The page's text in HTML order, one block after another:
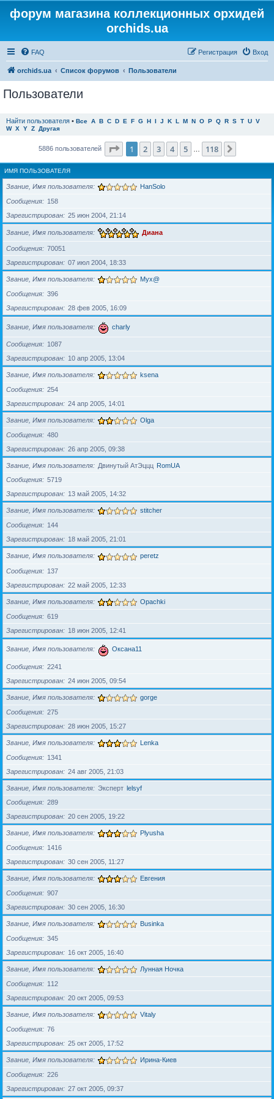
форум магазина коллекционных орхидей
orchids.ua
FAQ Вход
Регистрация
orchids.ua Список форумов Пользователи
Пользователи
Найти пользователя • Все A B C D E F G H I J K L M N O P Q R S T U V
W X Y Z Другая
5886 пользователей Страница из 118
1 2 3 4 5 118
ИМЯ ПОЛЬЗОВАТЕЛЯ
Звание, Имя пользователя HanSolo
Сообщения
158
Зарегистрирован
25 июн 2004, 21:14
Звание, Имя пользователя Диана
Сообщения
70051
Зарегистрирован
07 июл 2004, 18:33
Звание, Имя пользователя Myx@
Сообщения
396
Зарегистрирован
28 фев 2005, 16:09
Звание, Имя пользователя charly
Сообщения
1087
Зарегистрирован
10 апр 2005, 13:04
Звание, Имя пользователя ksena
Сообщения
254
Зарегистрирован
24 апр 2005, 14:01
Звание, Имя пользователя Olga
Сообщения
480
Зарегистрирован
26 апр 2005, 09:38
Звание, Имя пользователя Двинутый АтЭццц RomUA
Сообщения
5719
Зарегистрирован
13 май 2005, 14:32
Звание, Имя пользователя stitcher
Сообщения
144
Зарегистрирован
18 май 2005, 21:01
Звание, Имя пользователя peretz
Сообщения
137
Зарегистрирован
22 май 2005, 12:33
Звание, Имя пользователя Opachki
Сообщения
619
Зарегистрирован
18 июн 2005, 12:41
Звание, Имя пользователя Оксана11
Сообщения
2241
Зарегистрирован
24 июн 2005, 09:54
Звание, Имя пользователя gorge
Сообщения
275
Зарегистрирован
28 июн 2005, 15:27
Звание, Имя пользователя Lenka
Сообщения
1341
Зарегистрирован
24 авг 2005, 21:03
Звание, Имя пользователя Эксперт lelsyf
Сообщения
289
Зарегистрирован
20 сен 2005, 19:22
Звание, Имя пользователя Plyusha
Сообщения
1416
Зарегистрирован
30 сен 2005, 11:27
Звание, Имя пользователя Евгения
Сообщения
907
Зарегистрирован
30 сен 2005, 16:30
Звание, Имя пользователя Businka
Сообщения
345
Зарегистрирован
16 окт 2005, 16:40
Звание, Имя пользователя Лунная Ночка
Сообщения
112
Зарегистрирован
20 окт 2005, 09:53
Звание, Имя пользователя Vitaly
Сообщения
76
Зарегистрирован
25 окт 2005, 17:52
Звание, Имя пользователя Ирина-Киев
Сообщения
226
Зарегистрирован
27 окт 2005, 09:37